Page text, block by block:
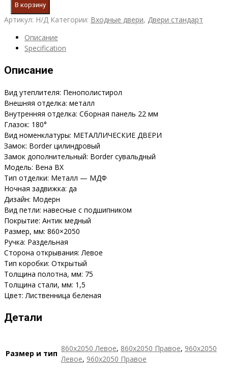
В корзину
Артикул: Н/Д Категории: Входные двери, Двери стандарт
Описание
Specification
Описание
Вид утеплителя: Пенополистирол
Внешняя отделка: металл
Внутренняя отделка: Сборная панель 22 мм
Глазок: 180°
Вид номенклатуры: МЕТАЛЛИЧЕСКИЕ ДВЕРИ
Замок: Border цилиндровый
Замок дополнительный: Border сувальдный
Модель: Вена ВХ
Тип отделки: Металл — МДФ
Ночная задвижка: да
Дизайн: Модерн
Вид петли: навесные с подшипником
Покрытие: Антик медный
Размер, мм: 860×2050
Ручка: Раздельная
Сторона открывания: Левое
Тип коробки: Открытый
Толщина полотна, мм: 75
Толщина стали, мм: 1,5
Цвет: Лиственница беленая
Детали
Размер и тип
860х2050 Левое, 860х2050 Правое, 960х2050
Левое, 960х2050 Правое